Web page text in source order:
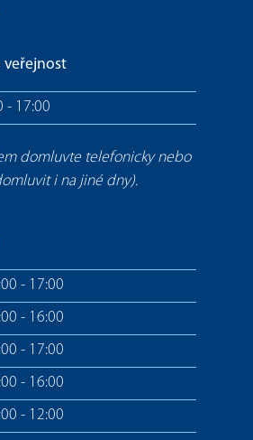
veřejnost
- 17:00
domluvte telefonicky nebo
i na jiné dny).
- 17:00
- 16:00
- 17:00
- 16:00
- 12:00